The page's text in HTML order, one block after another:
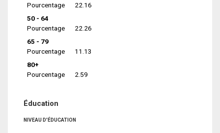
Pourcentage
22.16
50 - 64
Pourcentage
22.26
65 - 79
Pourcentage
11.13
80+
Pourcentage
2.59
Éducation
NIVEAU D'ÉDUCATION